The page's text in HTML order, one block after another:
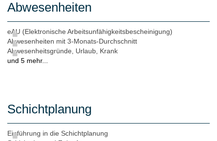
Abwesenheiten
eAU (Elektronische Arbeitsunfähigkeitsbescheinigung)
Abwesenheiten mit 3-Monats-Durchschnitt
Abwesenheitsgründe, Urlaub, Krank
und 5 mehr...
Schichtplanung
Einführung in die Schichtplanung